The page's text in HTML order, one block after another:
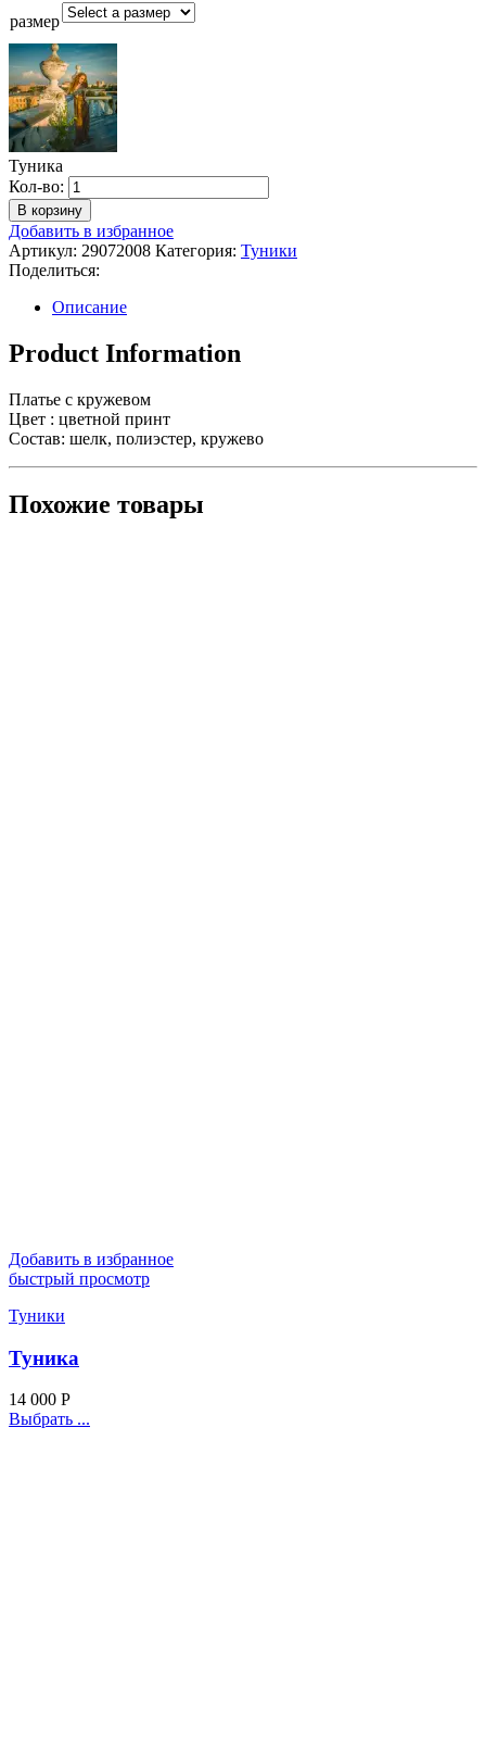
размер
Туника
Кол-во: Количество
Туника
В корзину
Добавить в избранное
Артикул: 29072008 Категория: Туники
Поделиться:
Описание
Product Information
Платье с кружевом
Цвет : цветной принт
Состав: шелк, полиэстер, кружево
Похожие товары
Добавить в избранное
быстрый просмотр
Туники
Туника
14 000 Р
Выбрать ...